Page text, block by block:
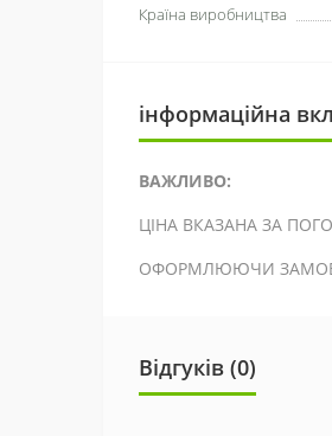
Країна виробництва
інформаційна
ВАЖЛИВО:
ЦІНА ВКАЗАНА ЗА
ОФОРМЛЮЮЧИ
Відгуків (0)